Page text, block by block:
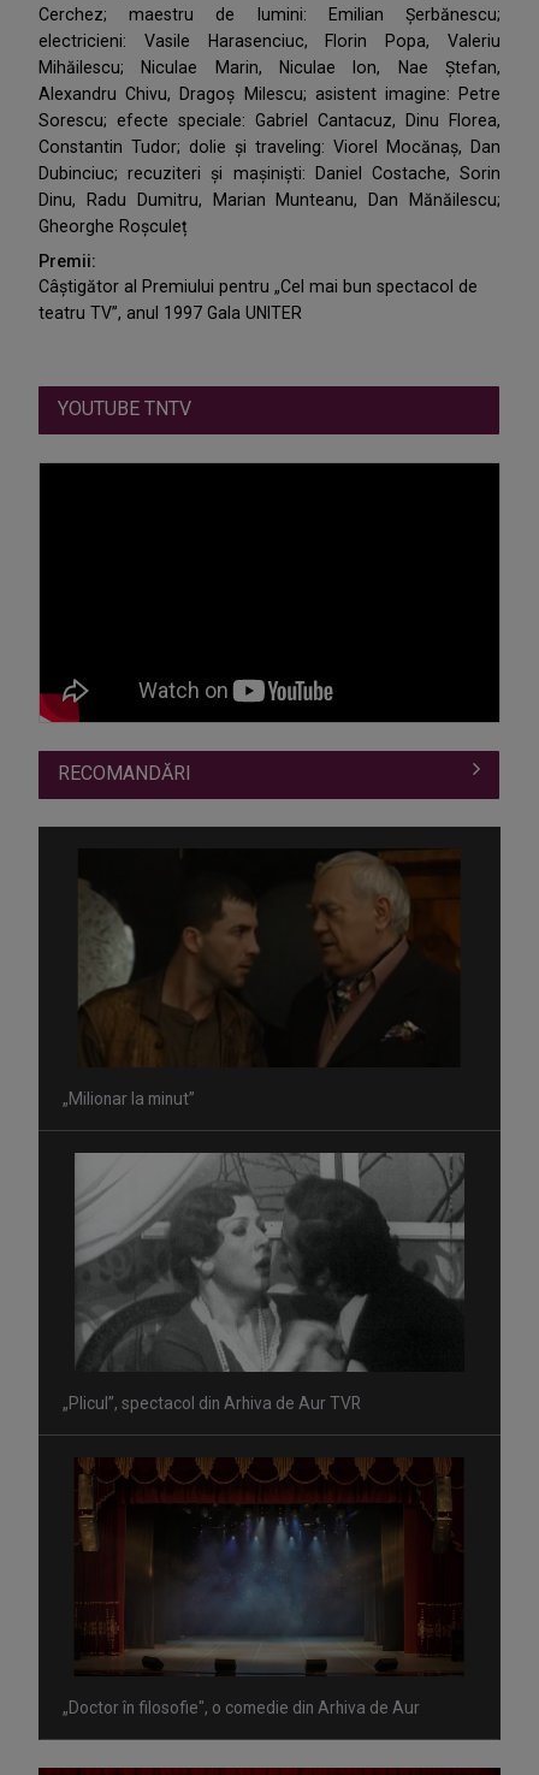
Cerchez; maestru de lumini: Emilian Șerbănescu;
electricieni: Vasile Harasenciuc, Florin Popa, Valeriu
Mihăilescu; Niculae Marin, Niculae Ion, Nae Ștefan,
Alexandru Chivu, Dragoș Milescu; asistent imagine: Petre
Sorescu; efecte speciale: Gabriel Cantacuz, Dinu Florea,
Constantin Tudor; dolie și traveling: Viorel Mocănaș, Dan
Dubinciuc; recuziteri și mașiniști: Daniel Costache, Sorin
Dinu, Radu Dumitru, Marian Munteanu, Dan Mănăilescu;
Gheorghe Roșculeț
Premii:
Câştigător al Premiului pentru „Cel mai bun spectacol de
teatru TV”, anul 1997 Gala UNITER
YOUTUBE TNTV
RECOMANDĂRI
„Milionar la minut”
„Plicul”, spectacol din Arhiva de Aur TVR
„Doctor în filosofie", o comedie din Arhiva de Aur